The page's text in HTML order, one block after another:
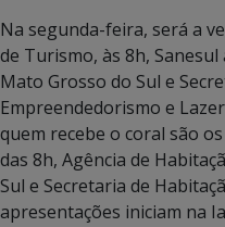
Na segunda-feira, será a
de Turismo, às 8h,
Mato Grosso do Sul e
Empreendedorismo e
quem recebe o coral são
das 8h, Agência de
Sul e Secretaria de
apresentações iniciam na